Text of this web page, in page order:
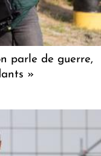
parle de guerre,
»